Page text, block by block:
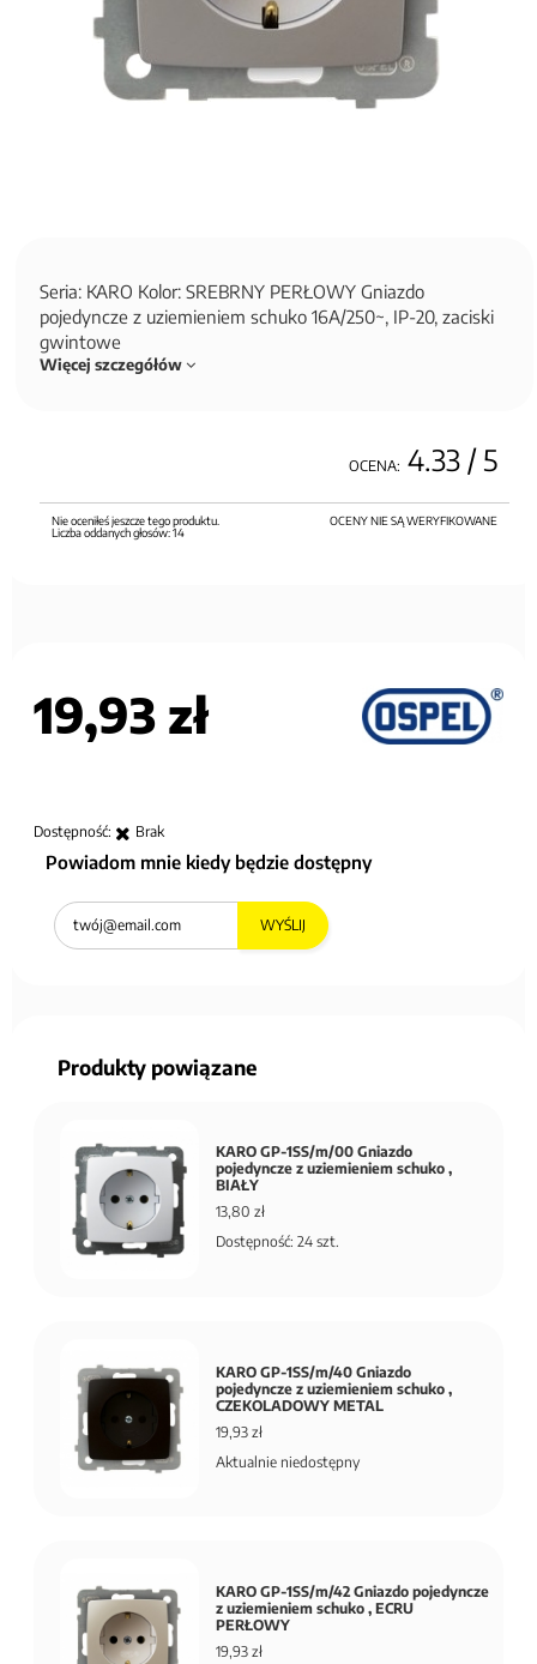
Seria: KARO Kolor: SREBRNY PERŁOWY Gniazdo
pojedyncze z uziemieniem schuko 16A/250~, IP-20, zaciski
gwintowe
Więcej szczegółów
OCENA: 4.33/ 5
OCENY NIE SĄ WERYFIKOWANE
Nie oceniłeś jeszcze tego produktu.
Liczba oddanych głosów:14
19,93 zł
Dostępność: Brak
Powiadom mnie kiedy będzie dostępny
WYŚLIJ
Produkty powiązane
KARO GP-1SS/m/00 Gniazdo
pojedyncze z uziemieniem schuko ,
BIAŁY
13,80 zł
Dostępność: 24 szt.
KARO GP-1SS/m/40 Gniazdo
pojedyncze z uziemieniem schuko ,
CZEKOLADOWY METAL
19,93 zł
Aktualnie niedostępny
KARO GP-1SS/m/42 Gniazdo pojedyncze
z uziemieniem schuko , ECRU
PERŁOWY
19,93 zł